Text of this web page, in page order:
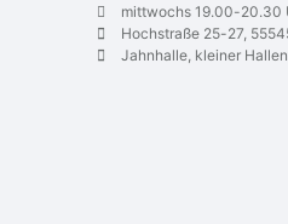
mittwochs 19.00-20.30
Hochstraße 25-27,
Jahnhalle, kleiner